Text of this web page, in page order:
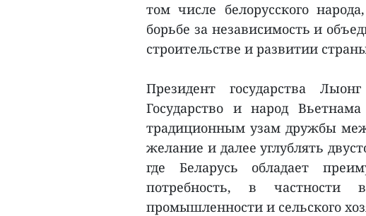
том числе белорусского
борьбе за независимость и
строительстве и развитии
Президент государства
Государство и народ
традиционным узам дружбы
желание и далее углублять
где Беларусь обладает
потребность, в частности
промышленности и сельского